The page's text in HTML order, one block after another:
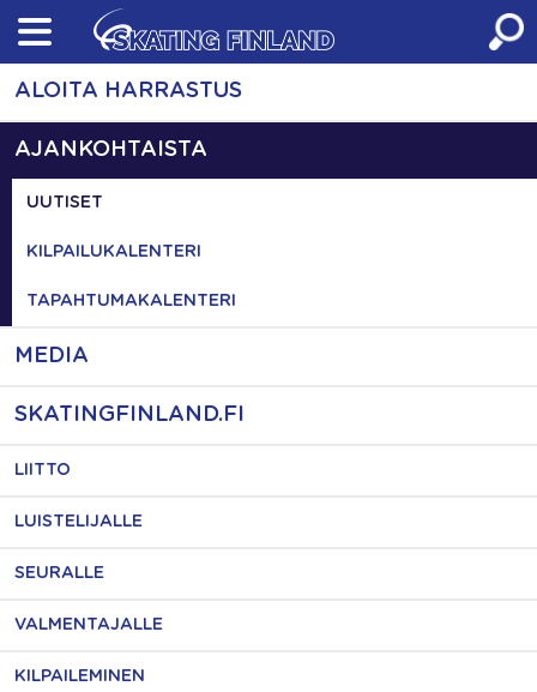
Skip
content
ALOITA HARRASTUS
AJANKOHTAISTA
UUTISET
KILPAILUKALENTERI
TAPAHTUMAKALENTERI
MEDIA
SKATINGFINLAND.FI
LIITTO
LUISTELIJALLE
SEURALLE
VALMENTAJALLE
KILPAILEMINEN